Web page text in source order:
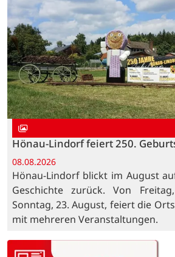
Hönau-Lindorf feiert 250.
08.08.2026
Hönau-Lindorf blickt im August
Geschichte zurück. Von
Sonntag, 23. August, feiert die
mit mehreren Veranstaltungen.